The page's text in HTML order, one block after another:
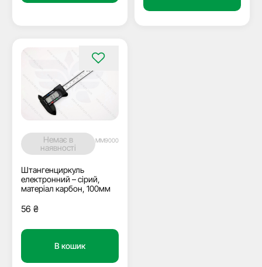
Немає в
наявності
MM9000
Штангенциркуль
електронний – сірий,
матеріал карбон, 100мм
56 ₴
В кошик